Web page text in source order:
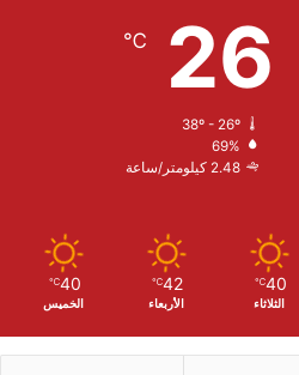
26
℃
38º - 26º
69%
2.48 كيلومتر/ساعة
40
℃
الثلاثاء
42
℃
الأربعاء
40
℃
الخميس